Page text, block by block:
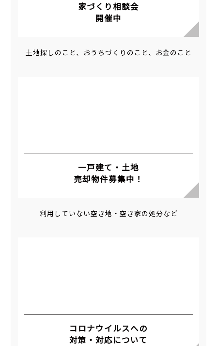
家づくり相談会
開催中
土地探しのこと、おうちづくりのこと、お金のこと
一戸建て・土地
売却物件募集中！
利用していない空き地・空き家の処分など
コロナウイルスへの
対策・対応について